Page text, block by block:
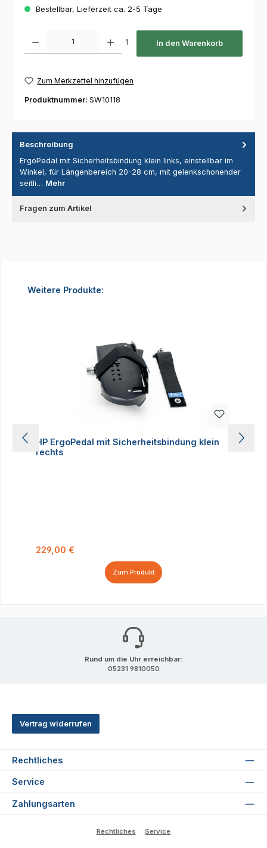
Bestellbar, Lieferzeit ca. 2-5 Tage
1 In den Warenkorb
Zum Merkzettel hinzufügen
Produktnummer: SW10118
Beschreibung
ErgoPedal mit Sicherheitsbindung klein links, einstellbar im
Winkel, für Längenbereich 20-28 cm, mit gelenkschonender
seitli… Mehr
Fragen zum Artikel
Produktgalerie überspringen
Weitere Produkte:
HP ErgoPedal mit Sicherheitsbindung klein
rechts
Regulärer Preis:
229,00 €
Zum Produkt
Rund um die Uhr erreichbar:
05231 9810050
Vertrag widerrufen
Rechtliches
Service
Zahlungsarten
Rechtliches Service